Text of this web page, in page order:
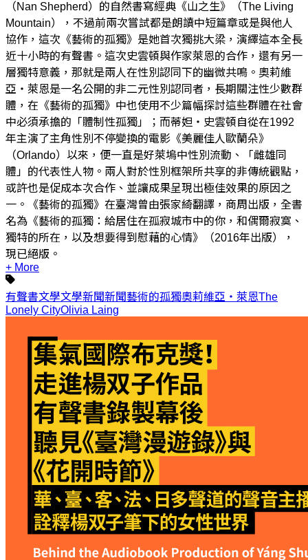
（Nan Shepherd）的自然書寫經典《山之生》（The Living
Mountain），不過前兩次嘗試都是朗讀中短篇章或是與他人
協作，這次《藝術的孤獨》是她首次獨挑大梁，演繹這本全長
近十小時的有聲書。這次史雲頓與作家萊恩的合作，還有另一
層獨特意義，那就是兩人在性別認同下的幽微共鳴。奧莉維
亞・萊恩是一名公開的非二元性別認同者，長期關注性少數群
體，在《藝術的孤獨》中也使用不少篇幅探討這些群體在社會
中必須承擔的「體制性孤獨」；而蒂妲・史雲頓自從在1992
年主演了主角性別不停變換的電影《美麗佳人歐蘭朵》
（Orlando）以來，便一直是好萊塢中性別流動、「雌雄同
體」的代表性人物。兩人對於性別框架所共享的非傳統觀點，
或許也是促成本次合作、並讓成果呈現出極佳效果的原因之
一。《藝術的孤獨》在臺灣曾由張家綺翻譯，商周出版，全書
名為《藝術的孤獨：給居住在孤寂城市中的你，和偶爾寂寞、
獨特的所在，以及想要得到慰藉的心情》（2016年出版），
現已絕版。
+ More
有聲書文學文學新聞新聞藝術的孤獨奧莉維亞・萊恩The
Lonely CityOlivia Laing